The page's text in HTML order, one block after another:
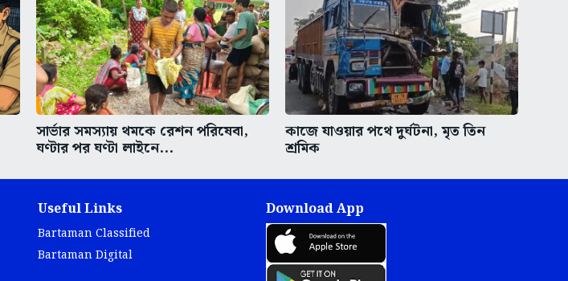
সার্ভার সমস্যায় থমকে রেশন পরিষেবা,
ঘণ্টার পর ঘণ্টা লাইনে...
কাজে যাওয়ার পথে দুর্ঘটনা, মৃত তিন
শ্রমিক
Useful Links
Bartaman Classified
Bartaman Digital
Download App